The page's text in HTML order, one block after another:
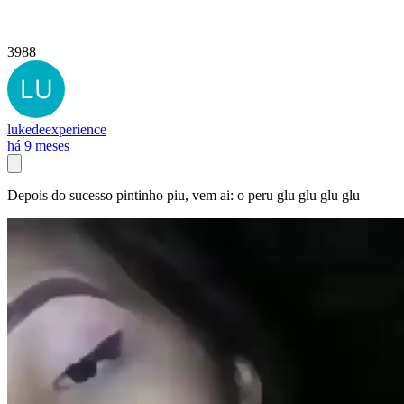
3988
lukedeexperience
há 9 meses
Depois do sucesso pintinho piu, vem ai: o peru glu glu glu glu